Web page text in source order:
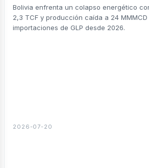
Bolivia enfrenta un colapso energético
2,3 TCF y producción caída a 24
importaciones de GLP desde 2026.
2026-07-20